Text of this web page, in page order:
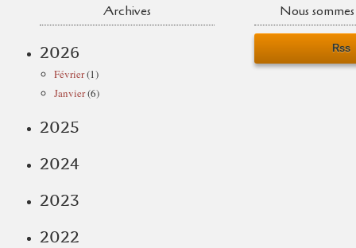
Archives
2026
Février(1)
Janvier(6)
2025
2024
2023
2022
Nous
Rss